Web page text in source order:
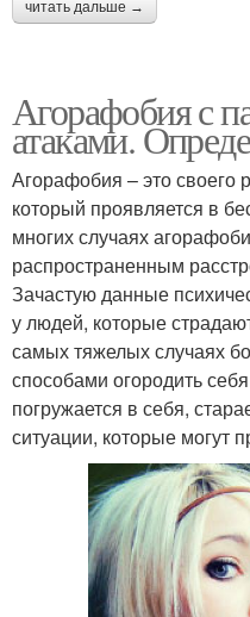
читать дальше →
Агорафобия с
атаками.
Агорафобия – это своего
который проявляется в
многих случаях
распространенным
Зачастую данные
у людей, которые
самых тяжелых случаях
способами огородить
погружается в себя,
ситуации, которые могут